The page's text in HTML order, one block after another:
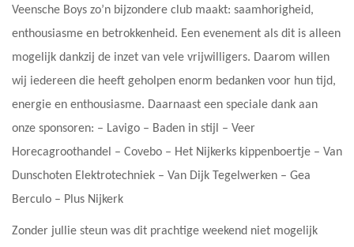
Veensche Boys zo’n bijzondere club maakt: saamhorigheid,
enthousiasme en betrokkenheid. Een evenement als dit is alleen
mogelijk dankzij de inzet van vele vrijwilligers. Daarom willen
wij iedereen die heeft geholpen enorm bedanken voor hun tijd,
energie en enthousiasme. Daarnaast een speciale dank aan
onze sponsoren: – Lavigo – Baden in stijl – ⁠Veer
Horecagroothandel – ⁠Covebo – ⁠Het Nijkerks kippenboertje – ⁠Van
Dunschoten Elektrotechniek – ⁠Van Dijk Tegelwerken – ⁠Gea
Berculo – ⁠Plus Nijkerk
Zonder jullie steun was dit prachtige weekend niet mogelijk